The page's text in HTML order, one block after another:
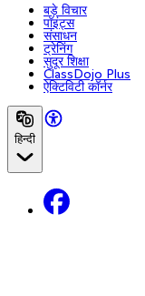
बड़े विचार
पॉइंट्स
संसाधन
ट्रेनिंग
सुदूर शिक्षा
ClassDojo Plus
ऐक्टिविटी कॉर्नर
हिन्दी
Facebook